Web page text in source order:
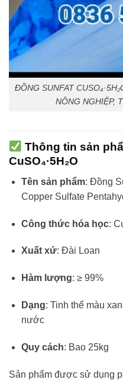
ĐỒNG SUNFAT
NÔNG NGHIỆP,
Thông tin sản
CuSO₄·5H₂O
Tên sản phẩm: Đồng
Copper Sulfate
Công thức hóa học:
Xuất xứ: Đài Loan
Hàm lượng: ≥ 99%
Dạng: Tinh thể màu
nước
Quy cách: Bao 25kg
Sản phẩm được sử dụng